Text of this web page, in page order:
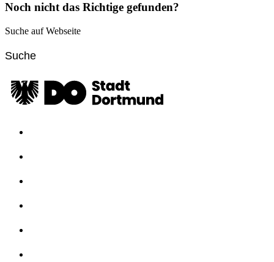
Noch nicht das Richtige gefunden?
Suche auf Webseite